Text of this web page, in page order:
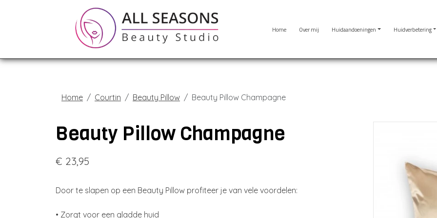
Home Over mij Huidaandoeningen Huidverbetering
Home Courtin Beauty Pillow Beauty Pillow Champagne
Beauty Pillow Champagne
€ 23,95
Door te slapen op een Beauty Pillow profiteer je van vele voordelen:
• Zorgt voor een gladde huid